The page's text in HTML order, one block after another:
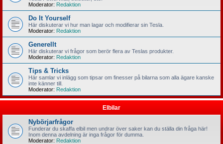
Moderator: Redaktion
Do It Yourself
Här diskuterar vi hur man lagar och modifierar sin Tesla.
Moderator: Redaktion
Generellt
Här diskuterar vi frågor som berör flera av Teslas produkter.
Moderator: Redaktion
Tips & Tricks
Här samlar vi inlägg som tipsar om finesser på bilarna som alla ägare kanske
inte känner till.
Moderator: Redaktion
Elbilar
Nybörjarfrågor
Funderar du skaffa elbil men undrar över saker kan du ställa din fråga här!
Inom denna avdelning är inga frågor för dumma.
Moderator: Redaktion